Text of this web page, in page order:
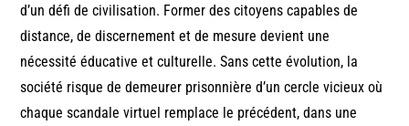
d’un défi de civilisation. Former des citoyens capables de
distance, de discernement et de mesure devient une
nécessité éducative et culturelle. Sans cette évolution, la
société risque de demeurer prisonnière d’un cercle vicieux où
chaque scandale virtuel remplace le précédent, dans une